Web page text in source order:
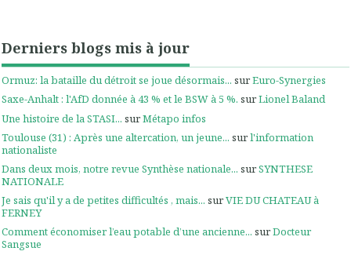
Derniers blogs mis à jour
Ormuz: la bataille du détroit se joue désormais... surEuro-Synergies
Saxe-Anhalt : l'AfD donnée à 43 % et le BSW à 5 %. surLionel Baland
Une histoire de la STASI... surMétapo infos
Toulouse (31) : Après une altercation, un jeune... surl'information
nationaliste
Dans deux mois, notre revue Synthèse nationale... surSYNTHESE
NATIONALE
Je sais qu'il y a de petites difficultés , mais... surVIE DU CHATEAU à
FERNEY
Comment économiser l’eau potable d’une ancienne... surDocteur
Sangsue